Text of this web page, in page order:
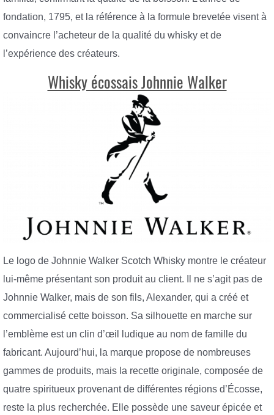
fondation, 1795, et la référence à la formule brevetée visent à
convaincre l’acheteur de la qualité du whisky et de
l’expérience des créateurs.
Whisky écossais Johnnie Walker
Le logo de Johnnie Walker Scotch Whisky montre le créateur
lui-même présentant son produit au client. Il ne s’agit pas de
Johnnie Walker, mais de son fils, Alexander, qui a créé et
commercialisé cette boisson. Sa silhouette en marche sur
l’emblème est un clin d’œil ludique au nom de famille du
fabricant. Aujourd’hui, la marque propose de nombreuses
gammes de produits, mais la recette originale, composée de
quatre spiritueux provenant de différentes régions d’Écosse,
reste la plus recherchée. Elle possède une saveur épicée et